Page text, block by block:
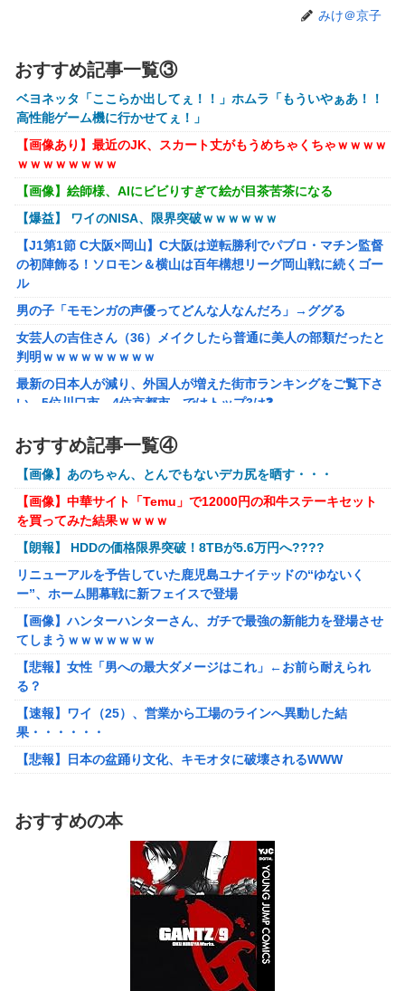
【にじさんじ】五木、長尾に表計算ソフトの便利さを理解ら
せる『エクセルに感動してるおじさん見てなんか感動する』
【にじ甲2026】ところで野球って魔法使うのOKなんやっ
け？
LOVEｗｗｗ
「ドラクエ11」攻略感想(54/クリア後)マルティナの「しん
ぴのビスチェ」可愛い！そしてメドローアやギガバーストき
たー！
【虹ヶ咲】「夏はせつ泣き」がキャッチコピーの映画【ラブ
【画像】 YouTubeコメント欄、キレッキレ
【速報】 ひろゆき、離婚ｗｗｗｗｗｗ
【ガンダムＷ】あのメンツのなかでは比較的常識のあるほう
なのがデュオだよね
【ウマ娘】コミケで配布予定だった非公式グッズ「オグリキ
ャップタマモクロスアクリル定規」意外(?)な落とし穴によ
り配布を撤回することに…
【にじさんじ】石神がミームを堪能しとる
みけ＠京子
おすすめ記事一覧③
ベヨネッタ「ここらか出してぇ！！」ホムラ「もういやぁあ！！
高性能ゲーム機に行かせてぇ！」
【画像あり】最近のJK、スカート丈がもうめちゃくちゃｗｗｗｗ
ｗｗｗｗｗｗｗｗ
【画像】絵師様、AIにビビりすぎて絵が目茶苦茶になる
【爆益】 ワイのNISA、限界突破ｗｗｗｗｗｗ
【J1第1節 C大阪×岡山】C大阪は逆転勝利でパブロ・マチン監督
の初陣飾る！ソロモン＆横山は百年構想リーグ岡山戦に続くゴー
ル
男の子「モモンガの声優ってどんな人なんだろ」→ググる
女芸人の吉住さん（36）メイクしたら普通に美人の部類だったと
判明ｗｗｗｗｗｗｗｗｗ
最新の日本人が減り、外国人が増えた街市ランキングをご覧下さ
い→5位川口市、4位京都市、ではトップ3は❓
生・・・
【画像あり】インフルエンサー「20歳でアルファード一括で買え
ちゃう私って素敵」
【悲報】太鼓の達人、お馴染みのフォントの使用料が年間6万か
ら年間320万になったので変更に
フリマ民「あと500円値下げ出来ませんか」ワイ「ほ～い購入
ｗ」
【動画】甲子園の女性審判、大誤審で炎上
【画像】女さん、ミニ過ぎる浴衣を着た写真を投稿して叩かれる
ｗｗｗｗ
【悲報】坂口杏里を家に住ませてあげた結果ｗｗｗｗ
【朗報】Vtuber界、新たなる『弱男の姫』が爆誕ｗｗｗｗｗｗｗ
ｗｗｗｗ
【悲報】30代女性「クソッ！特殊詐欺でお金取られた…」
「FF10の名シーン」←思い浮かべたもの
台風13号のルート、ほぼ確定する
TBS新人アナ ブラチラ、お尻くっきり、Y字開脚！！
【重音テト】コナミデフォルメフィギュア「重音テト 通常衣装
Ver.」「重音テト SV衣装Ver.」【彩色原型公開】
ホビーサクラ「真の点P 私服Ver.」美少女フィギュア【予約開
おすすめ記事一覧④
【画像】あのちゃん、とんでもないデカ尻を晒す・・・
【画像】中華サイト「Temu」で12000円の和牛ステーキセット
を買ってみた結果ｗｗｗｗ
【朗報】 HDDの価格限界突破！8TBが5.6万円へ????
リニューアルを予告していた鹿児島ユナイテッドの“ゆないく
ー”、ホーム開幕戦に新フェイスで登場
【画像】ハンターハンターさん、ガチで最強の新能力を登場させ
てしまうｗｗｗｗｗｗｗ
【悲報】女性「男への最大ダメージはこれ」←お前ら耐えられ
る？
【速報】ワイ（25）、営業から工場のラインへ異動した結
果・・・・・・
【悲報】日本の盆踊り文化、キモオタに破壊されるWWW
【艦これ】でもイベントのたびに思うんだ 空母機動部隊ってクソ
【艦これ】ひみつの通り道 他
【艦これ】ナマケモノアガノウサギ 他
ジャングリア沖縄「3万円です」←ディズニー超えの強気価格ｗ
佐藤二朗、橋本愛との騒動で主演映画が完全白紙へｗｗｗｗｗ
おすすめの本